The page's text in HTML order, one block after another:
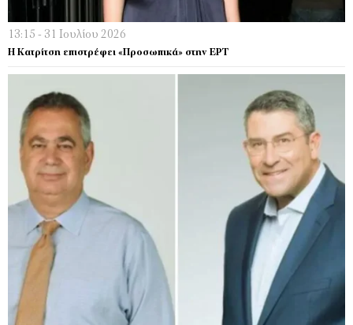
13:15 - 31 Ιουλίου 2026
Η Κατρίτση επιστρέφει «Προσωπικά» στην ΕΡΤ